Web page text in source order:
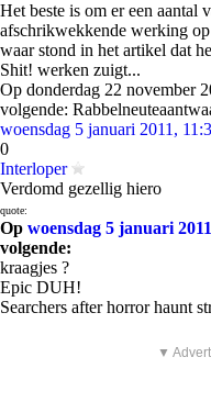
Het beste is om er een aantal
afschrikwekkende werking op
waar stond in het artikel dat
Shit! werken zuigt...
Op donderdag 22 november
volgende:
woensdag 5 januari 2011,
0
Interloper
Verdomd gezellig hiero
quote:
Op woensdag 5 januari
volgende:
kraagjes ?
Epic DUH!
Searchers after horror haunt
▼